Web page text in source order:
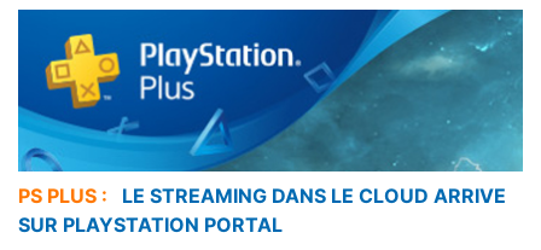
PS PLUS :
LE STREAMING DANS LE CLOUD ARRIVE
SUR PLAYSTATION PORTAL